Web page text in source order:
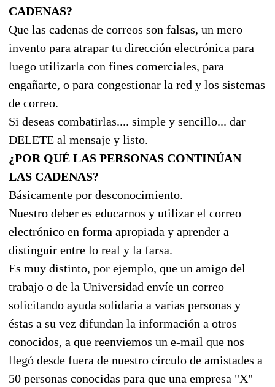
CADENAS?
Que las cadenas de correos son falsas, un mero
invento para atrapar tu dirección electrónica para
luego utilizarla con fines comerciales, para
engañarte, o para congestionar la red y los sistemas
de correo.
Si deseas combatirlas.... simple y sencillo... dar
DELETE al mensaje y listo.
¿POR QUÉ LAS PERSONAS CONTINÚAN
LAS CADENAS?
Básicamente por desconocimiento.
Nuestro deber es educarnos y utilizar el correo
electrónico en forma apropiada y aprender a
distinguir entre lo real y la farsa.
Es muy distinto, por ejemplo, que un amigo del
trabajo o de la Universidad envíe un correo
solicitando ayuda solidaria a varias personas y
éstas a su vez difundan la información a otros
conocidos, a que reenviemos un e-mail que nos
llegó desde fuera de nuestro círculo de amistades a
50 personas conocidas para que una empresa "X"